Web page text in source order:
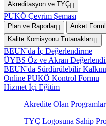
Akreditasyon ve TYÇ
PUKÖ Çevrim Şeması
Plan ve Raporlar Anket
Kalite Komisyonu Tutanakları
BEUN'da İç Değerlendirme
ÜYBS Öz ve Akran
BEUN'da Sürdürülebilir
Online PUKÖ Kontrol Formu
Hizmet İçi Eğitim
Akredite Olan Programlar
TYÇ Logosuna Sahip